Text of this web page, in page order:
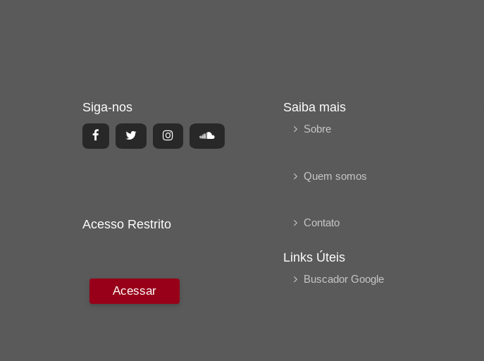
Siga-nos
Acesso Restrito
Acessar
Saiba mais
Sobre
Quem somos
Contato
Links Úteis
Buscador Google